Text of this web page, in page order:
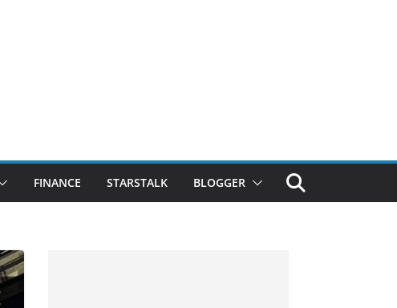
FINANCE STARSTALK BLOGGER